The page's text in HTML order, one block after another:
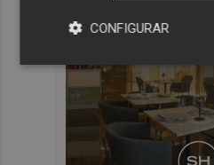
CONFIGURAR